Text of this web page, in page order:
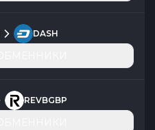
DASH
REVBGBP